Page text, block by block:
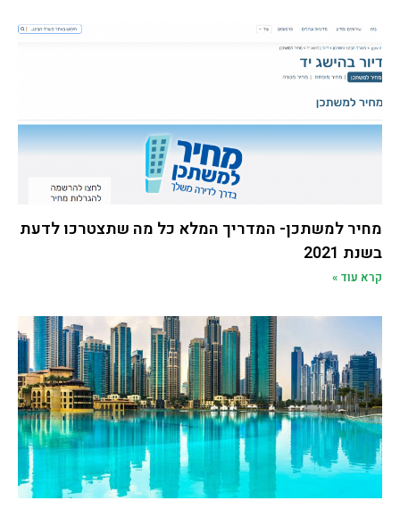
מחיר למשתכן- המדריך המלא כל מה שתצטרכו לדעת
בשנת 2021
קרא עוד »